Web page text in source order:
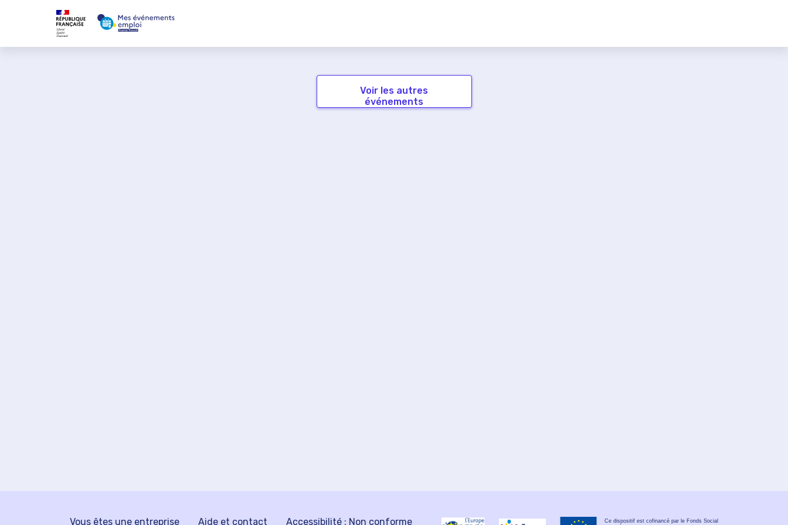
Voir les autres
événements
Vous êtes une entreprise Aide et contact Accessibilité : Non conforme
Ce dispositif est cofinancé par le Fonds Social